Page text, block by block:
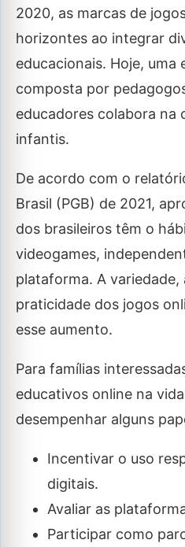
2020, as marcas de
horizontes ao integrar
educacionais. Hoje, uma
composta por
educadores colabora na
infantis.
De acordo com o
Brasil (PGB) de 2021,
dos brasileiros têm o
videogames,
plataforma. A variedade,
praticidade dos jogos
esse aumento.
Para famílias
educativos online na
desempenhar alguns
Incentivar o uso
digitais.
Avaliar as
Participar como